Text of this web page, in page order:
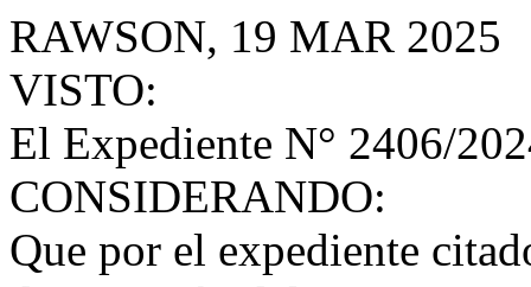
RAWSON, 19 MAR 2025
VISTO:
El Expediente N° 2406/
CONSIDERANDO:
Que por el expediente